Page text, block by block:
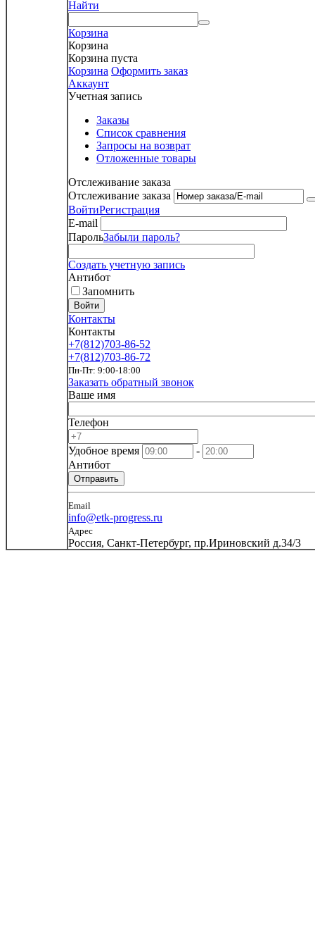
Найти
Корзина
Корзина
Корзина пуста
Корзина Оформить заказ
Аккаунт
Учетная запись
Заказы
Список сравнения
Запросы на возврат
Отложенные товары
Отслеживание заказа
Отслеживание заказа
ВойтиРегистрация
E-mail
ПарольЗабыли пароль?
Создать учетную запись
Антибот
Запомнить
Войти
Контакты
Контакты
+7(812)703-86-52
+7(812)703-86-72
Пн-Пт: 9:00-18:00
Заказать обратный звонок
Ваше имя
Телефон
Удобное время
-
Антибот
Отправить
Email
info@etk-progress.ru
Адрес
Россия, Санкт-Петербург, пр.Ириновский д.34/3